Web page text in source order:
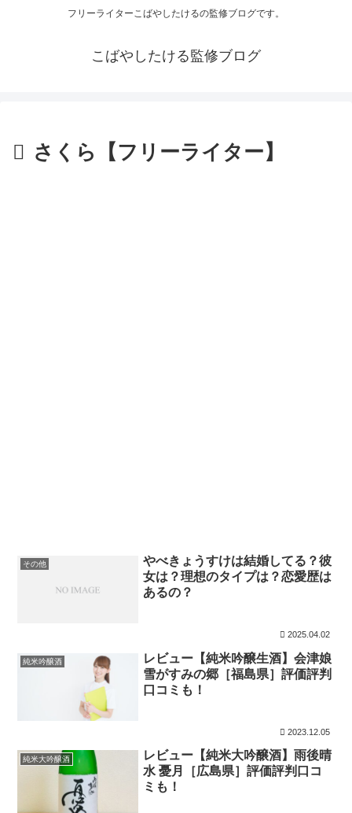
フリーライターこばやしたけるの監修ブログです。
こばやしたける監修ブログ
さくら【フリーライター】
その他
やべきょうすけは結婚してる？彼
女は？理想のタイプは？恋愛歴は
あるの？
2025.04.02
純米吟醸酒
レビュー【純米吟醸生酒】会津娘
雪がすみの郷［福島県］評価評判
口コミも！
2023.12.05
純米大吟醸酒
レビュー【純米大吟醸酒】雨後晴
水 憂月［広島県］評価評判口コ
ミも！